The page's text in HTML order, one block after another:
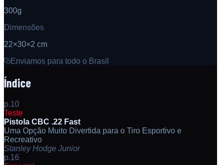
300g
Dimensões
22×30×2 cm
Enviamos para todo o Brasil
Índice
p.10
Teste
Pistola CBC .22 Fast
Uma Opção Muito Divertida para o Tiro Esportivo e
Recreativo
Stanley Hodge Junior
p.16